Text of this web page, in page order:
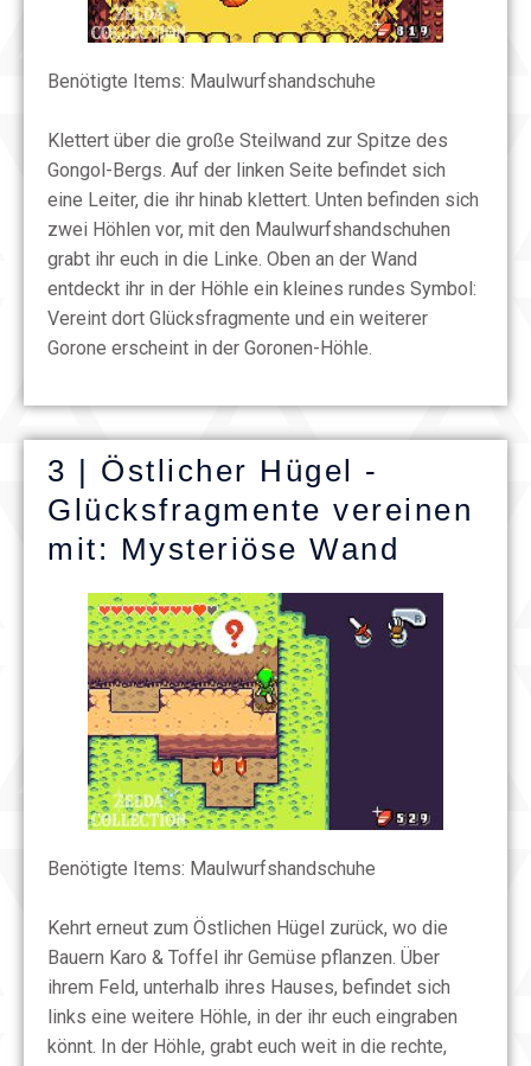
Benötigte Items: Maulwurfshandschuhe
Klettert über die große Steilwand zur Spitze des
Gongol-Bergs. Auf der linken Seite befindet sich
eine Leiter, die ihr hinab klettert. Unten befinden sich
zwei Höhlen vor, mit den Maulwurfshandschuhen
grabt ihr euch in die Linke. Oben an der Wand
entdeckt ihr in der Höhle ein kleines rundes Symbol:
Vereint dort Glücksfragmente und ein weiterer
Gorone erscheint in der Goronen-Höhle.
3 | Östlicher Hügel -
Glücksfragmente vereinen
mit: Mysteriöse Wand
Benötigte Items: Maulwurfshandschuhe
Kehrt erneut zum Östlichen Hügel zurück, wo die
Bauern Karo & Toffel ihr Gemüse pflanzen. Über
ihrem Feld, unterhalb ihres Hauses, befindet sich
links eine weitere Höhle, in der ihr euch eingraben
könnt. In der Höhle, grabt euch weit in die rechte,